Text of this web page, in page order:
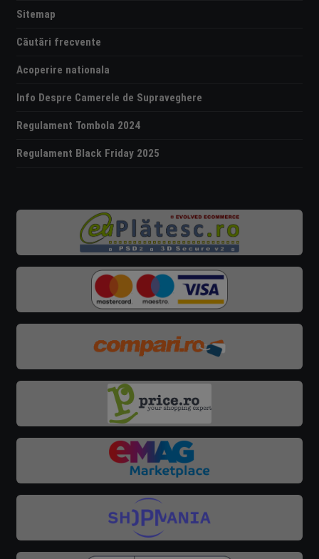
Sitemap
Căutări frecvente
Acoperire nationala
Info Despre Camerele de Supraveghere
Regulament Tombola 2024
Regulament Black Friday 2025